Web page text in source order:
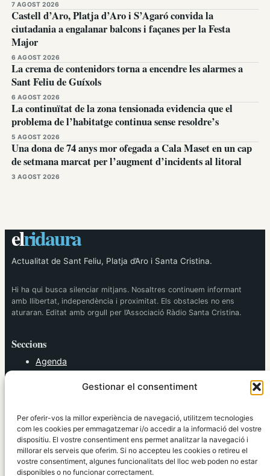
Gestionar el consentiment
Per oferir-vos la millor experiència de navegació, utilitzem tecnologies
com les cookies per emmagatzemar i/o accedir a la informació del vostre
dispositiu. El vostre consentiment ens permet analitzar la navegació i
millorar els serveis que oferim. Si no accepteu les cookies o retireu el
vostre consentiment, algunes funcionalitats del lloc web poden no estar
disponibles o no funcionar correctament.
7 AGOST 2026
Castell d’Aro, Platja d’Aro i S’Agaró convida la
ciutadania a engalanar balcons i façanes per la Festa
Major
6 AGOST 2026
La crema de contenidors torna a encendre les alarmes a
Sant Feliu de Guíxols
6 AGOST 2026
La continuïtat de la zona tensionada evidencia que el
problema de l’habitatge continua sense resoldre’s
5 AGOST 2026
Una dona de 74 anys mor ofegada a Cala Maset en un cap
de setmana marcat per l’augment d’incidents al litoral
3 AGOST 2026
elridaura
Actualitat de Sant Feliu, Platja d’Aro i Santa Cristina.
Hi ha qui busca silenciar mitjans. Nosaltres continuem informant
amb llibertat, independència i proximitat. Els obstacles no ens
aturaran. Editat amb orgull per l’Associació Ràdio Santa Cristina.
Seccions
Agenda
Política
Societat
Tendències